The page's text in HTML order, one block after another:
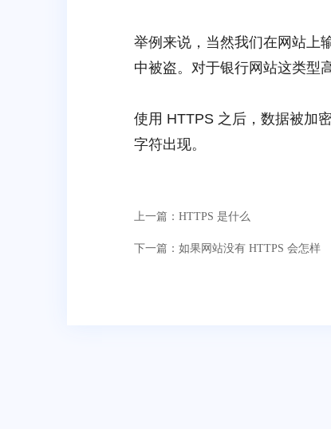
举例来说，当然我们在网站上
中被盗。对于银行网站这类型
使用 HTTPS 之后，数据被加
字符出现。
上一篇： HTTPS 是什么
下一篇： 如果网站没有 HTTPS 会怎样